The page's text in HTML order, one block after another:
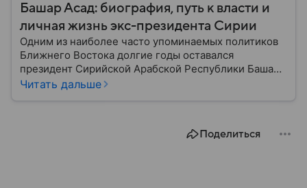
Башар Асад: биография, путь к власти и
личная жизнь экс-президента Сирии
Одним из наиболее часто упоминаемых политиков
Ближнего Востока долгие годы оставался
президент Сирийской Арабской Республики Башар
Асад. Ему удавалось удерживать власть во время
2024 года: собрали главное из биографии бывшего
Читать дальше
Поделиться